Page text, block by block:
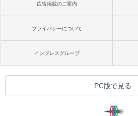
広告掲載のご案内
プライバシーについて
インプレスグループ
PC版で見る